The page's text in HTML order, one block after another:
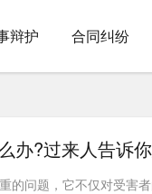
辩护 合同纠纷
办?过来人告诉
的问题，它不仅对受害